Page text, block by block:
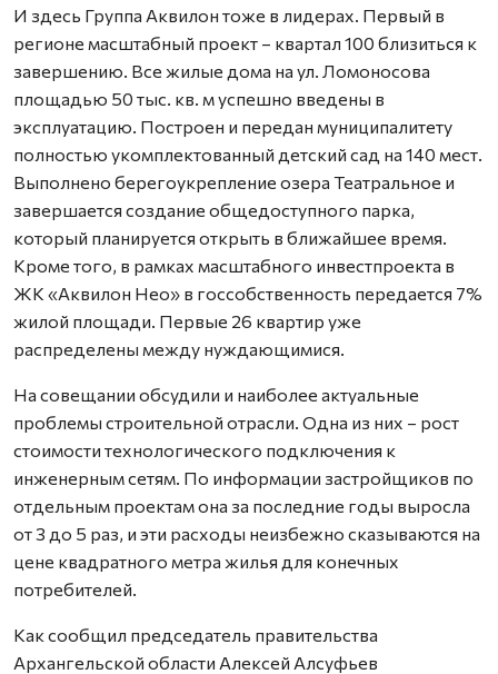
И здесь Группа Аквилон тоже в лидерах. Первый в
регионе масштабный проект – квартал 100 близиться к
завершению. Все жилые дома на ул. Ломоносова
площадью 50 тыс. кв. м успешно введены в
эксплуатацию. Построен и передан муниципалитету
полностью укомплектованный детский сад на 140 мест.
Выполнено берегоукрепление озера Театральное и
завершается создание общедоступного парка,
который планируется открыть в ближайшее время.
Кроме того, в рамках масштабного инвестпроекта в
ЖК «Аквилон Нео» в госсобственность передается 7%
жилой площади. Первые 26 квартир уже
распределены между нуждающимися.
На совещании обсудили и наиболее актуальные
проблемы строительной отрасли. Одна из них – рост
стоимости технологического подключения к
инженерным сетям. По информации застройщиков по
отдельным проектам она за последние годы выросла
от 3 до 5 раз, и эти расходы неизбежно сказываются на
цене квадратного метра жилья для конечных
потребителей.
Как сообщил председатель правительства
Архангельской области Алексей Алсуфьев